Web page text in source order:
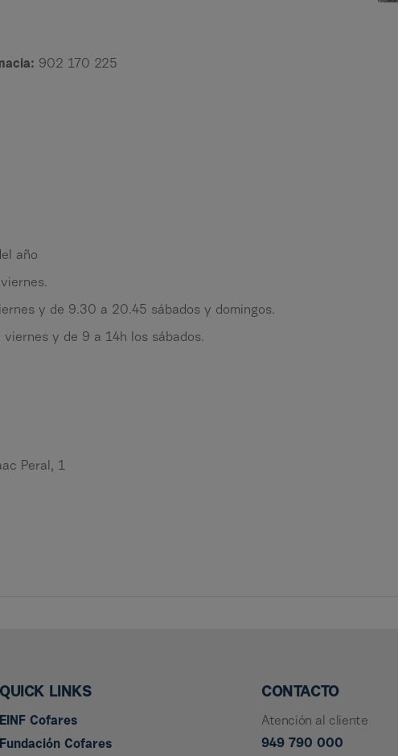
902 170 225
año
y de 9.30 a 20.45 sábados y domingos.
y de 9 a 14h los sábados.
Peral, 1
QUICK LINKS
EINF Cofares
Fundación Cofares
CONTACTO
Atención al cliente
949 790 000